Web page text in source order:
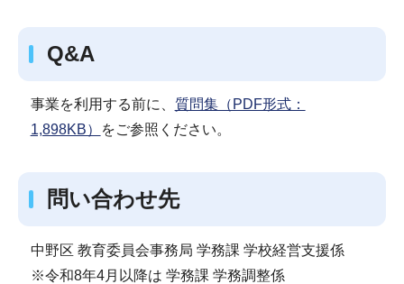
Q&A
事業を利用する前に、 質問集（PDF形式：
1,898KB）
をご参照ください。
問い合わせ先
中野区 教育委員会事務局 学務課 学校経営支援係
※令和8年4月以降は 学務課 学務調整係